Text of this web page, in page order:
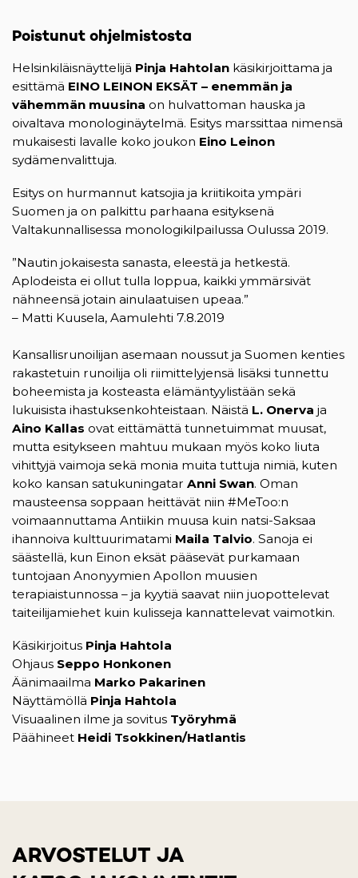
Poistunut ohjelmistosta
Helsinkiläisnäyttelijä Pinja Hahtolan käsikirjoittama ja
esittämä EINO LEINON EKSÄT – enemmän ja
vähemmän muusina on hulvattoman hauska ja
oivaltava monologinäytelmä. Esitys marssittaa nimensä
mukaisesti lavalle koko joukon Eino Leinon
sydämenvalittuja.
Esitys on hurmannut katsojia ja kriitikoita ympäri
Suomen ja on palkittu parhaana esityksenä
Valtakunnallisessa monologikilpailussa Oulussa 2019.
”Nautin jokaisesta sanasta, eleestä ja hetkestä.
Aplodeista ei ollut tulla loppua, kaikki ymmärsivät
nähneensä jotain ainulaatuisen upeaa.”
– Matti Kuusela, Aamulehti 7.8.2019
Kansallisrunoilijan asemaan noussut ja Suomen kenties
rakastetuin runoilija oli riimittelyjensä lisäksi tunnettu
boheemista ja kosteasta elämäntyylistään sekä
lukuisista ihastuksenkohteistaan. Näistä L. Onerva ja
Aino Kallas ovat eittämättä tunnetuimmat muusat,
mutta esitykseen mahtuu mukaan myös koko liuta
vihittyjä vaimoja sekä monia muita tuttuja nimiä, kuten
koko kansan satukuningatar Anni Swan. Oman
mausteensa soppaan heittävät niin #MeToo:n
voimaannuttama Antiikin muusa kuin natsi-Saksaa
ihannoiva kulttuurimatami Maila Talvio. Sanoja ei
säästellä, kun Einon eksät pääsevät purkamaan
tuntojaan Anonyymien Apollon muusien
terapiaistunnossa – ja kyytiä saavat niin juopottelevat
taiteilijamiehet kuin kulisseja kannattelevat vaimotkin.
Käsikirjoitus Pinja Hahtola
Ohjaus Seppo Honkonen
Äänimaailma Marko Pakarinen
Näyttämöllä Pinja Hahtola
Visuaalinen ilme ja sovitus Työryhmä
Päähineet Heidi Tsokkinen/Hatlantis
ARVOSTELUT JA